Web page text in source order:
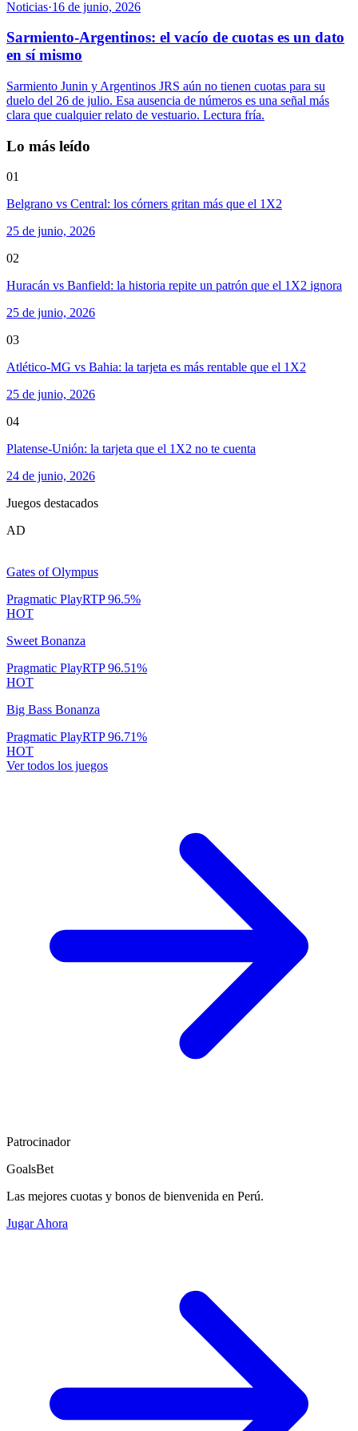
Noticias·16 de junio, 2026
Sarmiento-Argentinos: el vacío de cuotas es un dato
en sí mismo
Sarmiento Junin y Argentinos JRS aún no tienen cuotas para su
duelo del 26 de julio. Esa ausencia de números es una señal más
clara que cualquier relato de vestuario. Lectura fría.
Lo más leído
01
Belgrano vs Central: los córners gritan más que el 1X2
25 de junio, 2026
02
Huracán vs Banfield: la historia repite un patrón que el 1X2 ignora
25 de junio, 2026
03
Atlético-MG vs Bahia: la tarjeta es más rentable que el 1X2
25 de junio, 2026
04
Platense-Unión: la tarjeta que el 1X2 no te cuenta
24 de junio, 2026
Juegos destacados
AD
Gates of Olympus
Pragmatic PlayRTP96.5%
HOT
Sweet Bonanza
Pragmatic PlayRTP96.51%
HOT
Big Bass Bonanza
Pragmatic PlayRTP96.71%
HOT
Ver todos los juegos
Patrocinador
GoalsBet
Las mejores cuotas y bonos de bienvenida en Perú.
Jugar Ahora